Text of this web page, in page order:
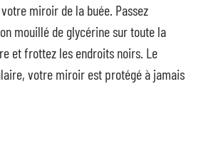
miroir de la buée. Passez
mouillé de glycérine sur toute la
et frottez les endroits noirs. Le
votre miroir est protégé à jamais